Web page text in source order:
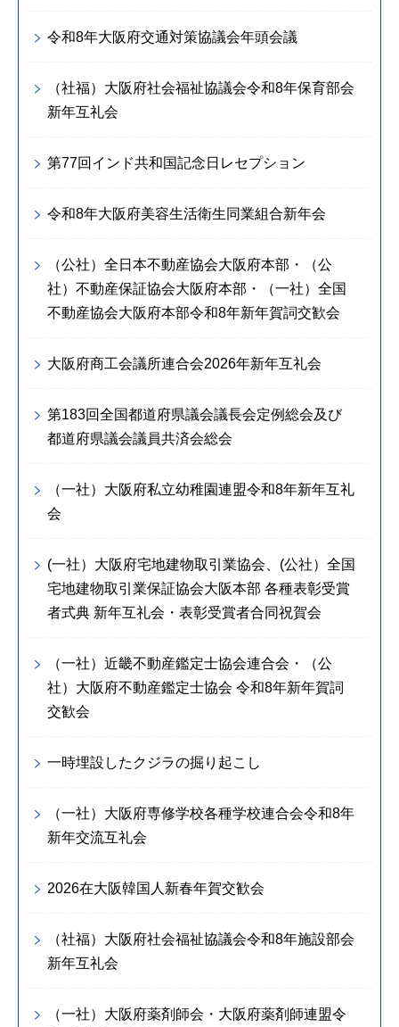
令和8年大阪府交通対策協議会年頭会議
（社福）大阪府社会福祉協議会令和8年保育部会
新年互礼会
第77回インド共和国記念日レセプション
令和8年大阪府美容生活衛生同業組合新年会
（公社）全日本不動産協会大阪府本部・（公
社）不動産保証協会大阪府本部・（一社）全国
不動産協会大阪府本部令和8年新年賀詞交歓会
大阪府商工会議所連合会2026年新年互礼会
第183回全国都道府県議会議長会定例総会及び
都道府県議会議員共済会総会
（一社）大阪府私立幼稚園連盟令和8年新年互礼
会
(一社）大阪府宅地建物取引業協会、(公社）全国
宅地建物取引業保証協会大阪本部 各種表彰受賞
者式典 新年互礼会・表彰受賞者合同祝賀会
（一社）近畿不動産鑑定士協会連合会・（公
社）大阪府不動産鑑定士協会 令和8年新年賀詞
交歓会
一時埋設したクジラの掘り起こし
（一社）大阪府専修学校各種学校連合会令和8年
新年交流互礼会
2026在大阪韓国人新春年賀交歓会
（社福）大阪府社会福祉協議会令和8年施設部会
新年互礼会
（一社）大阪府薬剤師会・大阪府薬剤師連盟令